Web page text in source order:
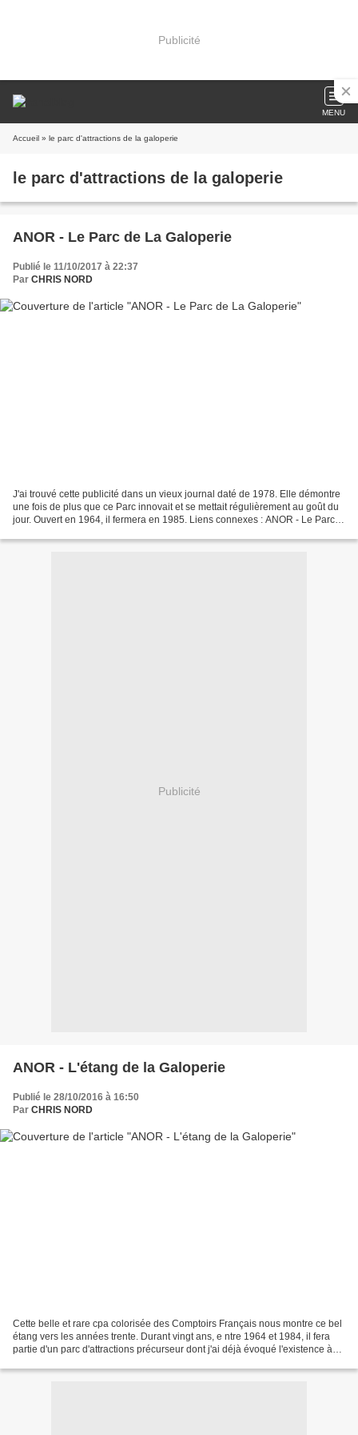
Publicité
MENU
Accueil » le parc d'attractions de la galoperie
le parc d'attractions de la galoperie
ANOR - Le Parc de La Galoperie
Publié le 11/10/2017 à 22:37
Par CHRIS NORD
J'ai trouvé cette publicité dans un vieux journal daté de 1978. Elle démontre
une fois de plus que ce Parc innovait et se mettait régulièrement au goût du
jour. Ouvert en 1964, il fermera en 1985. Liens connexes : ANOR - Le Parc
Publicité
ANOR - L'étang de la Galoperie
Publié le 28/10/2016 à 16:50
Par CHRIS NORD
Cette belle et rare cpa colorisée des Comptoirs Français nous montre ce bel
étang vers les années trente. Durant vingt ans, e ntre 1964 et 1984, il fera
partie d'un parc d'attractions précurseur dont j'ai déjà évoqué l'existence à